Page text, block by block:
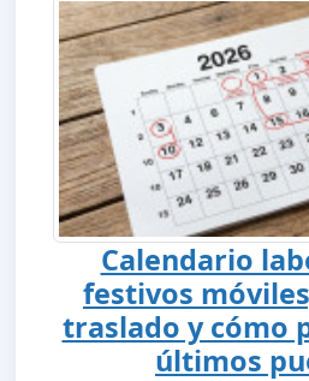
Calendario
festivos
traslado y cómo
últimos